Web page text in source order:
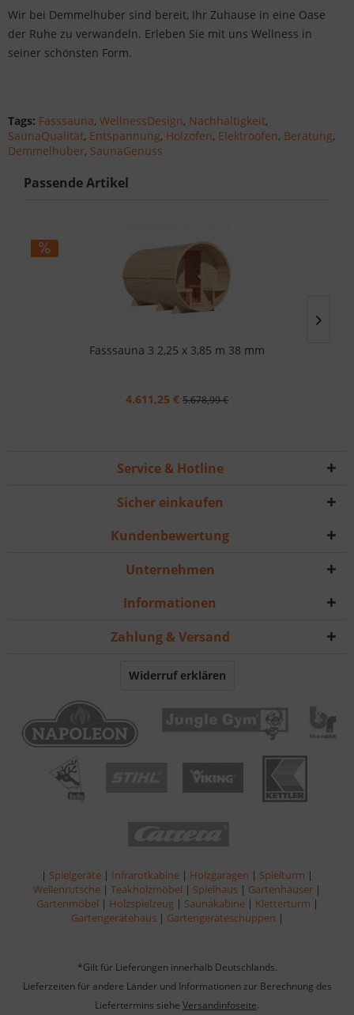
Wir bei Demmelhuber sind bereit, Ihr Zuhause in eine Oase
der Ruhe zu verwandeln. Erleben Sie mit uns Wellness in
seiner schönsten Form.
Tags: Fasssauna, WellnessDesign, Nachhaltigkeit,
SaunaQualität, Entspannung, Holzofen, Elektroofen, Beratung,
Demmelhuber, SaunaGenuss
Passende Artikel
Fasssauna 3 2,25 x 3,85 m 38 mm
4.611,25 € 5.678,99 €
Service & Hotline
Sicher einkaufen
Kundenbewertung
Unternehmen
Informationen
Zahlung & Versand
Widerruf erklären
| Spielgeräte | Infrarotkabine | Holzgaragen | Spielturm |
Wellenrutsche | Teakholzmöbel | Spielhaus | Gartenhäuser |
Gartenmöbel | Holzspielzeug | Saunakabine | Kletterturm |
Gartengerätehaus | Gartengeräteschuppen |
*Gilt für Lieferungen innerhalb Deutschlands.
Lieferzeiten für andere Länder und Informationen zur Berechnung des
Liefertermins siehe Versandinfoseite.